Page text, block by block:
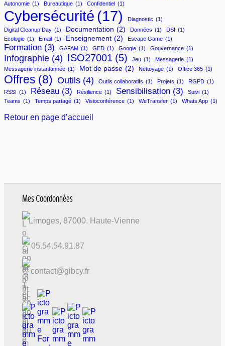
Autonomie (1) Bureautique (1) Confidentiel (1)
Cybersécurité (17) Diagnostic (1)
Digital Cleanup Day (1) Documentation (2) Données (1) DSI
(1)
Ecologie (1) Email (1) Enseignement (2) Escape Game (1)
Formation (3) GAFAM (1) GED (1) Google (1) Gouvernance (1)
Infographie (4) ISO27001 (5) Jeu (1) Messagerie (1)
Messagerie instantannée (1) Mot de passe (2) Nettoyage (1) Office 365 (1)
Offres (8) Outils (4) Outils collaboratifs (1) Projets (1) RGPD (1)
RSSI
(1) Réseau (3) Résilience (1) Sensibilisation (3) Suivi (1)
Teams (1) Temps partagé (1) Visioconférence (1) WeTransfer (1) Whats App (1)
Retour en page d’accueil
Mes Coordonnées
Limoges, 87000, Haute-Vienne
05.54.54.91.87
contact@gibcy.fr